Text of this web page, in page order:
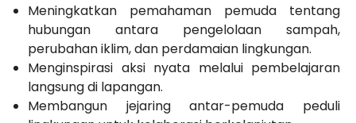
Meningkatkan pemahaman pemuda tentang
hubungan antara pengelolaan sampah,
perubahan iklim, dan perdamaian lingkungan.
Menginspirasi aksi nyata melalui pembelajaran
langsung di lapangan.
Membangun jejaring antar-pemuda peduli